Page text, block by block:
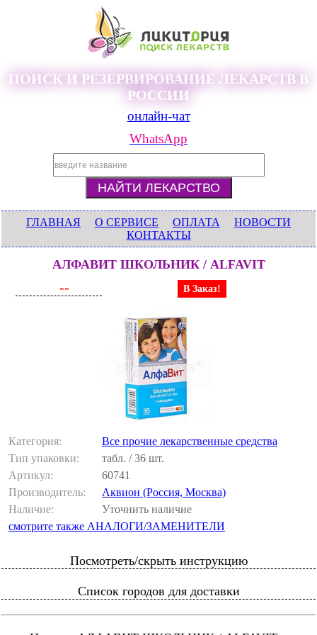
ПОИСК И РЕЗЕРВИРОВАНИЕ ЛЕКАРСТВ В
РОССИИ
онлайн-чат
WhatsApp
ГЛАВНАЯ О СЕРВИСЕ ОПЛАТА
НОВОСТИ
КОНТАКТЫ
АЛФАВИТ ШКОЛЬНИК / ALFAVIT
-- В Заказ!
Категория:
Все прочие лекарственные средства
Тип упаковки:
табл. / 36 шт.
Артикул:
60741
Производитель:
Аквион (Россия, Москва)
Наличие:
Уточнить наличие
смотрите также АНАЛОГИ/ЗАМЕНИТЕЛИ
Посмотреть/скрыть инструкцию
Список городов для доставки